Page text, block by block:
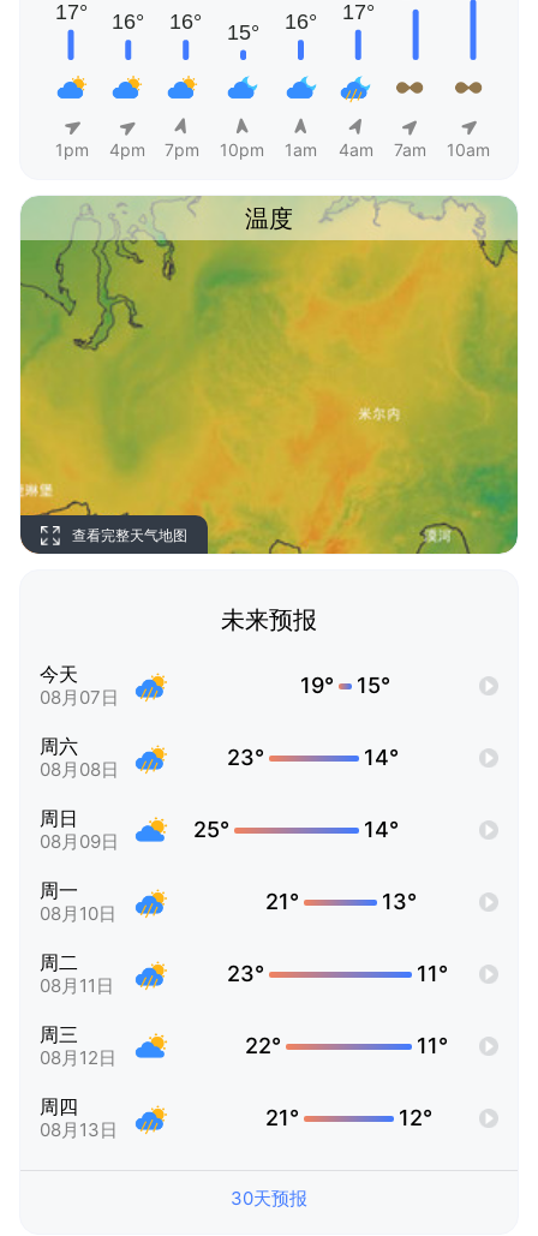
1pm 4pm 7pm 10pm 1am 4am 7am 10am
温度
查看完整天气地图
未来预报
今天
08月07日 19° 15°
周六
08月08日 23° 14°
周日
08月09日 25° 14°
周一
08月10日 21° 13°
周二
08月11日 23° 11°
周三
08月12日 22° 11°
周四
08月13日 21° 12°
30天预报